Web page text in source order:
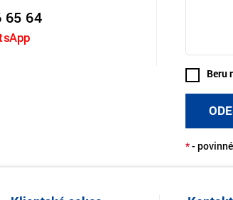
65 64
Beru
*-